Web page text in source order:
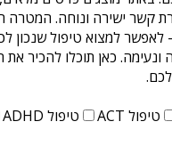
קשר ישירה ונוחה. המטרה
לאפשר למצוא טיפול שנכון
כאן תוכלו להכיר את
טיפול ACT טיפול ADHD